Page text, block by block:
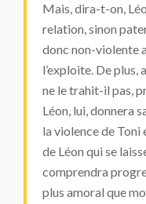
Mais, dira-t-on,
relation, sinon
donc non-violente
l’exploite. De plus,
ne le trahit-il pas,
Léon, lui, donnera
la violence de
de Léon qui se
comprendra
plus amoral que